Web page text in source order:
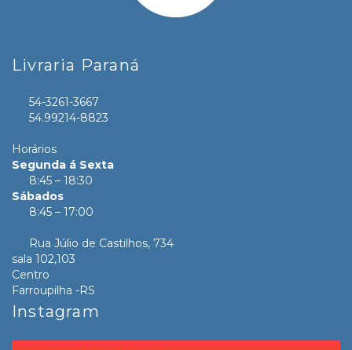
Livraria Paraná
54-3261-3667
54.99214-8823
Horários
Segunda á Sexta
8:45 – 18:30
Sábados
8:45 – 17:00
Rua Júlio de Castilhos, 734
sala 102,103
Centro
Farroupilha -RS
Instagram